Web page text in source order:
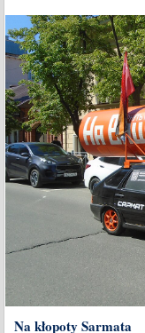
Na kłopoty Sarmata